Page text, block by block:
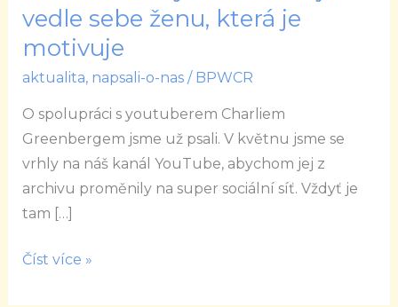
vedle sebe ženu, která je
motivuje
aktualita, napsali-o-nas/ BPWCR
O spolupráci s youtuberem Charliem
Greenbergem jsme už psali. V květnu jsme se
vrhly na náš kanál YouTube, abychom jej z
archivu proměnily na super sociální síť. Vždyť je
tam […]
Všichni
hrdinové
z
mých
knih
mají
vedle
sebe
ženu,
je
Číst více »